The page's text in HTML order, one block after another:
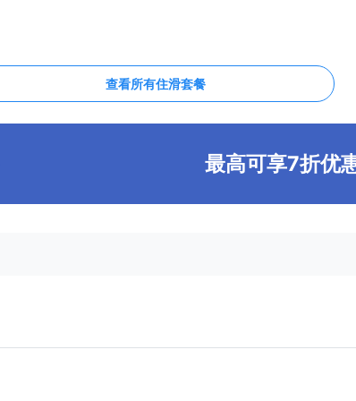
查看所有住滑套餐
最高可享7折优